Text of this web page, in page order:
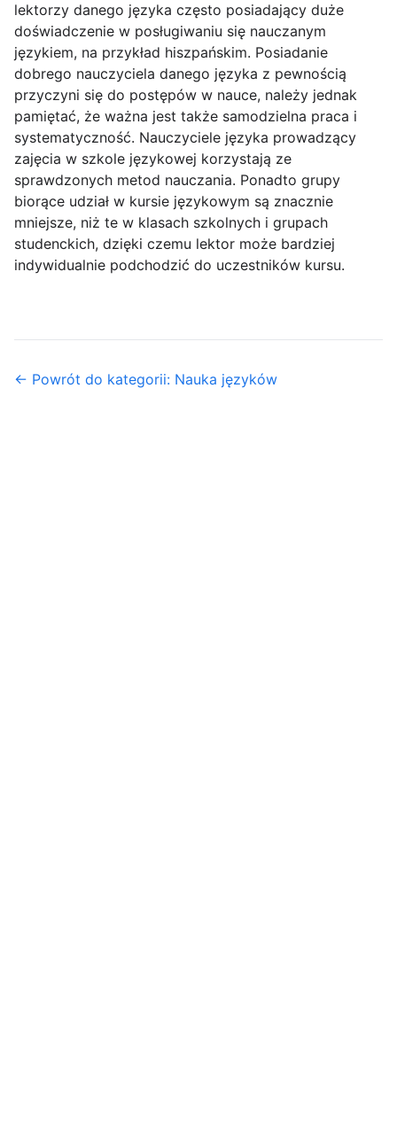
lektorzy danego języka często posiadający duże
doświadczenie w posługiwaniu się nauczanym
językiem, na przykład hiszpańskim. Posiadanie
dobrego nauczyciela danego języka z pewnością
przyczyni się do postępów w nauce, należy jednak
pamiętać, że ważna jest także samodzielna praca i
systematyczność. Nauczyciele języka prowadzący
zajęcia w szkole językowej korzystają ze
sprawdzonych metod nauczania. Ponadto grupy
biorące udział w kursie językowym są znacznie
mniejsze, niż te w klasach szkolnych i grupach
studenckich, dzięki czemu lektor może bardziej
indywidualnie podchodzić do uczestników kursu.
← Powrót do kategorii: Nauka języków